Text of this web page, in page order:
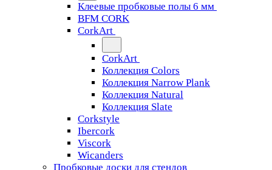
Клеевые пробковые полы 6 мм
BFM CORK
CorkArt
CorkArt
Коллекция Colors
Коллекция Narrow Plank
Коллекция Natural
Коллекция Slate
Corkstyle
Ibercork
Viscork
Wicanders
Пробковые доски для стендов